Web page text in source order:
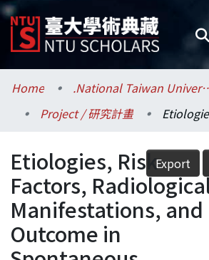
Communities & Collections
Research Outputs
Fundings & Projects
Researchers
Organizations
Home
.National Taiwan
Project / 研究計畫
Export
Etiologies, Risk
Factors,
Manifestations, and
Outcome in